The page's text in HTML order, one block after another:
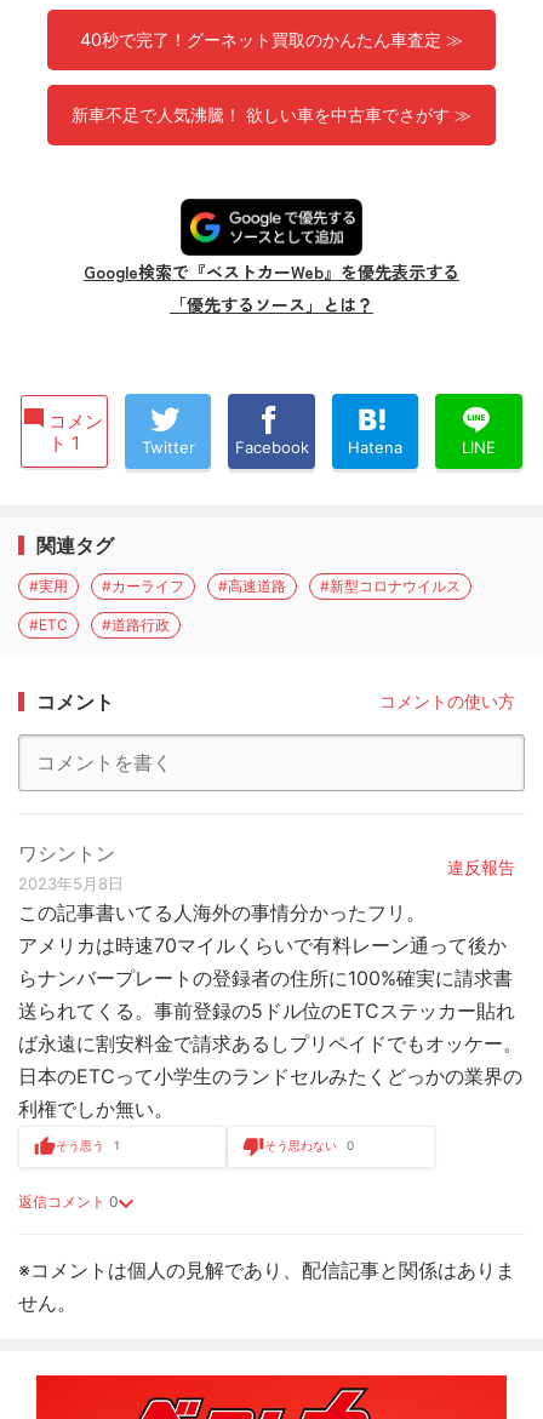
40秒で完了！グーネット買取のかんたん車査定 ≫
新車不足で人気沸騰！ 欲しい車を中古車でさがす ≫
Google検索で『ベストカーWeb』を優先表示する
「優先するソース」とは？
コメン
ト 1
Twitter Facebook Hatena LINE
関連タグ
#実用 #カーライフ #高速道路 #新型コロナウイルス
#ETC #道路行政
コメント コメントの使い方
ワシントン
2023年5月8日
違反報告
この記事書いてる人海外の事情分かったフリ。
アメリカは時速70マイルくらいで有料レーン通って後か
らナンバープレートの登録者の住所に100%確実に請求書
送られてくる。事前登録の5ドル位のETCステッカー貼れ
ば永遠に割安料金で請求あるしプリペイドでもオッケー。
日本のETCって小学生のランドセルみたくどっかの業界の
利権でしか無い。
返信コメント 0
そう思う 1 そう思わない 0
※コメントは個人の見解であり、配信記事と関係はありま
せん。